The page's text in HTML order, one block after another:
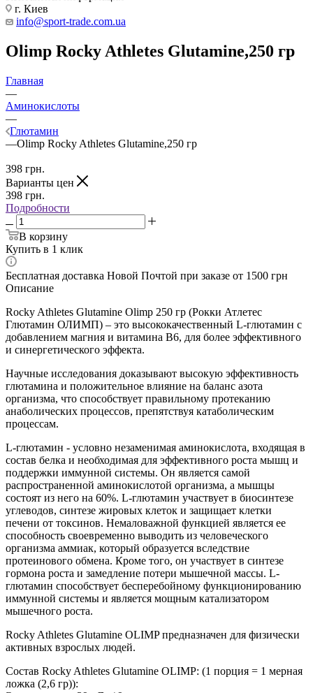
г. Киев
info@sport-trade.com.ua
Olimp Rocky Athletes Glutamine,250 гр
Главная
—
Аминокислоты
—
Глютамин
—Olimp Rocky Athletes Glutamine,250 гр
398 грн.
Варианты цен
398 грн.
Подробности
В корзину
Купить в 1 клик
Бесплатная доставка Новой Почтой при заказе от 1500 грн
Описание
Rocky Athletes Glutamine Olimp 250 гр (Рокки Атлетес
Глютамин ОЛИМП) – это высококачественный L-глютамин с
добавлением магния и витамина B6, для более эффективного
и синергетического эффекта.
Научные исследования доказывают высокую эффективность
глютамина и положительное влияние на баланс азота
организма, что способствует правильному протеканию
анаболических процессов, препятствуя катаболическим
процессам.
L-глютамин - условно незаменимая аминокислота, входящая в
состав белка и необходимая для эффективного роста мышц и
поддержки иммунной системы. Он является самой
распространенной аминокислотой организма, а мышцы
состоят из него на 60%. L-глютамин участвует в биосинтезе
углеводов, синтезе жировых клеток и защищает клетки
печени от токсинов. Немаловажной функцией является ее
способность своевременно выводить из человеческого
организма аммиак, который образуется вследствие
протеинового обмена. Кроме того, он участвует в синтезе
гормона роста и замедление потери мышечной массы. L-
глютамин способствует бесперебойному функционированию
иммунной системы и является мощным катализатором
мышечного роста.
Rocky Athletes Glutamine OLIMP предназначен для физически
активных взрослых людей.
Состав Rocky Athletes Glutamine OLIMP: (1 порция = 1 мерная
ложка (2,6 гр)):